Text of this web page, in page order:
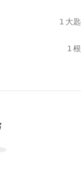
1 大匙
1 根